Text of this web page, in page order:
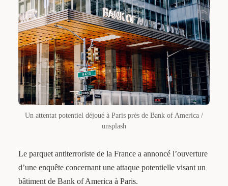
Un attentat potentiel déjoué à Paris près de Bank of America /
unsplash
Le parquet antiterroriste de la France a annoncé l’ouverture
d’une enquête concernant une attaque potentielle visant un
bâtiment de Bank of America à Paris.